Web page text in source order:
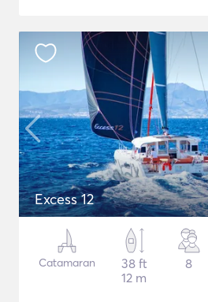
Excess 12
Catamaran
38 ft
12 m
8